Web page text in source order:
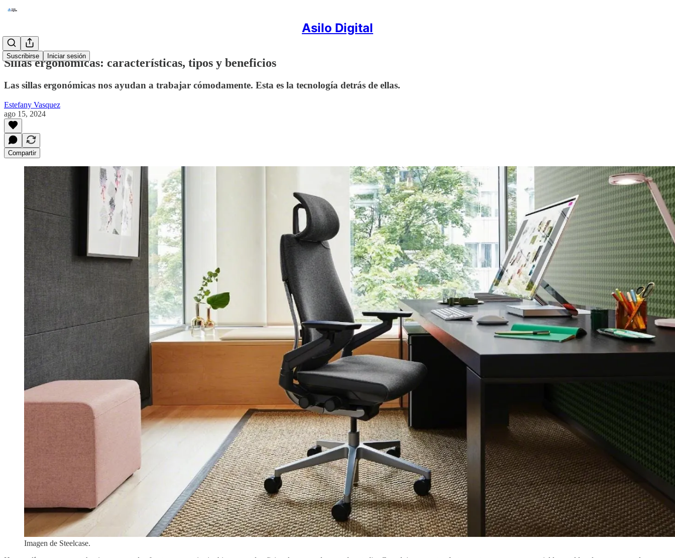
Asilo Digital
Suscribirse Iniciar sesión
Sillas ergonómicas: características, tipos y beneficios
Las sillas ergonómicas nos ayudan a trabajar cómodamente. Esta es la tecnología detrás de ellas.
Estefany Vasquez
ago 15, 2024
Compartir
Imagen de Steelcase.